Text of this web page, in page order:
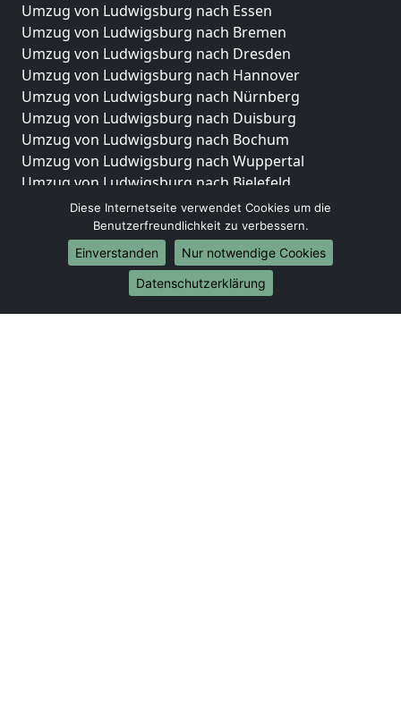
Umzug von Ludwigsburg nach Essen
Umzug von Ludwigsburg nach Bremen
Umzug von Ludwigsburg nach Dresden
Umzug von Ludwigsburg nach Hannover
Umzug von Ludwigsburg nach Nürnberg
Umzug von Ludwigsburg nach Duisburg
Umzug von Ludwigsburg nach Bochum
Umzug von Ludwigsburg nach Wuppertal
Umzug von Ludwigsburg nach Bielefeld
Umzug von Ludwigsburg nach Bonn
Umzug von Ludwigsburg nach Münster
Internationale-Umzüge
Umzug von Ludwigsburg nach Brasilien
Umzug von Ludwigsburg nach Brunei Darussalam
Diese Internetseite verwendet Cookies um die
Benutzerfreundlichkeit zu verbessern.
Einverstanden
Nur notwendige Cookies
Datenschutzerklärung